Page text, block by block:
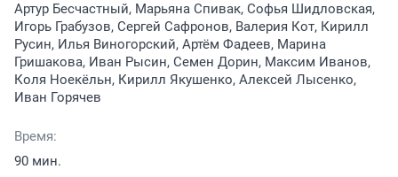
Артур Бесчастный, Марьяна Спивак, Софья Шидловская,
Игорь Грабузов, Сергей Сафронов, Валерия Кот, Кирилл
Русин, Илья Виногорский, Артём Фадеев, Марина
Гришакова, Иван Рысин, Семен Дорин, Максим Иванов,
Коля Ноекёльн, Кирилл Якушенко, Алексей Лысенко,
Иван Горячев
Время:
90 мин.